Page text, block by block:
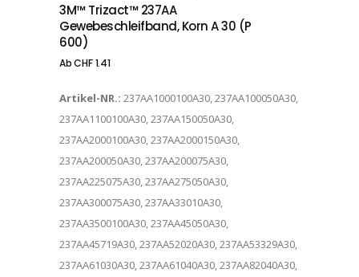
3M™ Trizact™ 237AA
Gewebeschleifband, Korn A 30 (P
600)
AbCHF1.41
Artikel-NR.: 237AA1000100A30, 237AA100050A30,
237AA1100100A30, 237AA150050A30,
237AA2000100A30, 237AA2000150A30,
237AA200050A30, 237AA200075A30,
237AA225075A30, 237AA275050A30,
237AA300075A30, 237AA33010A30,
237AA3500100A30, 237AA45050A30,
237AA45719A30, 237AA52020A30, 237AA53329A30,
237AA61030A30, 237AA61040A30, 237AA82040A30,